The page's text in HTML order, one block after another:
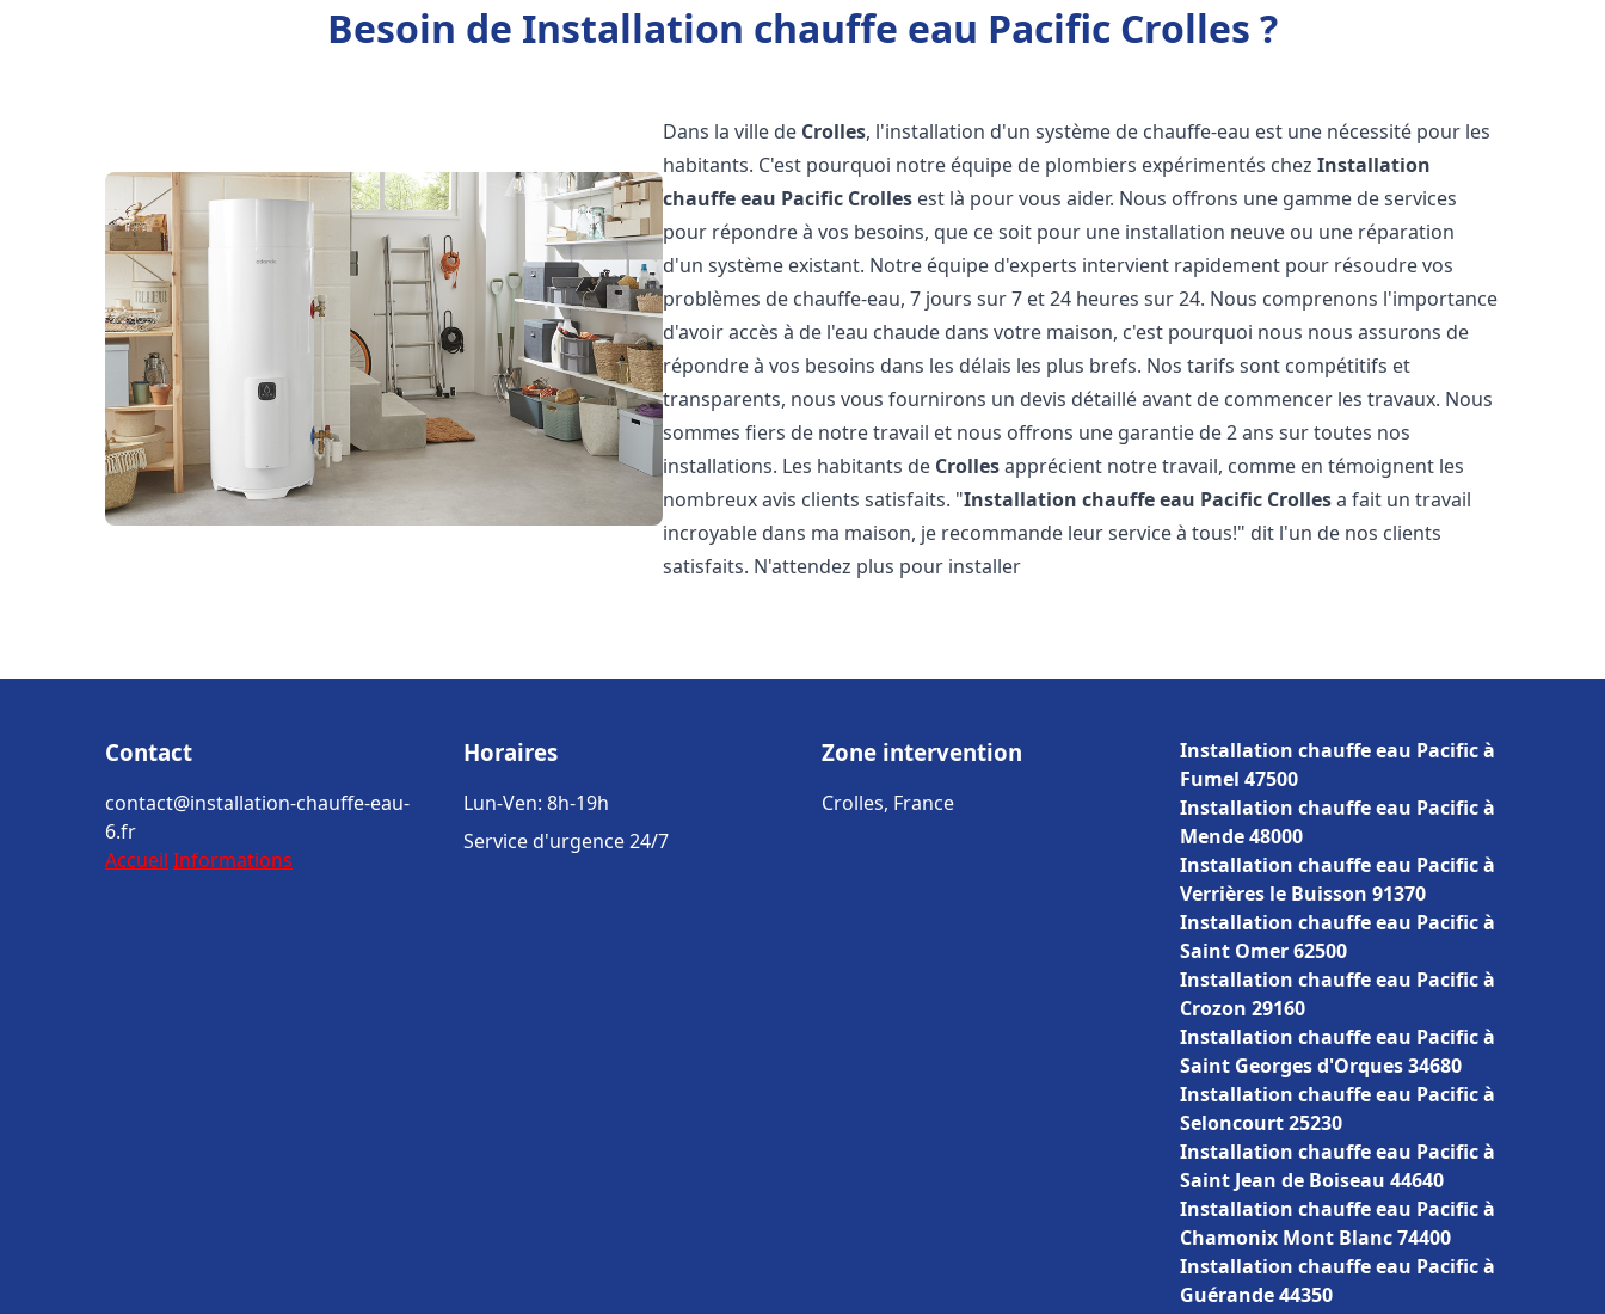
Besoin de Installation chauffe eau Pacific Crolles ?
Dans la ville de Crolles, l'installation d'un système de chauffe-eau est une nécessité pour les
habitants. C'est pourquoi notre équipe de plombiers expérimentés chezInstallation
chauffe eau Pacific Crolles est là pour vous aider. Nous offrons une gamme de services
pour répondre à vos besoins, que ce soit pour une installation neuve ou une réparation
d'un système existant. Notre équipe d'experts intervient rapidement pour résoudre vos
problèmes de chauffe-eau, 7 jours sur 7 et 24 heures sur 24. Nous comprenons l'importance
d'avoir accès à de l'eau chaude dans votre maison, c'est pourquoi nous nous assurons de
répondre à vos besoins dans les délais les plus brefs. Nos tarifs sont compétitifs et
transparents, nous vous fournirons un devis détaillé avant de commencer les travaux. Nous
sommes fiers de notre travail et nous offrons une garantie de 2 ans sur toutes nos
installations. Les habitants de Crollesapprécient notre travail, comme en témoignent les
nombreux avis clients satisfaits. "Installation chauffe eau Pacific Crollesa fait un travail
incroyable dans ma maison, je recommande leur service à tous!" dit l'un de nos clients
satisfaits. N'attendez plus pour installer
Contact
contact@installation-chauffe-eau-
6.fr
Accueil Informations
Horaires
Lun-Ven: 8h-19h
Service d'urgence 24/7
Zone intervention
Crolles, France
Installation chauffe eau Pacific à
Fumel 47500
Installation chauffe eau Pacific à
Mende 48000
Installation chauffe eau Pacific à
Verrières le Buisson 91370
Installation chauffe eau Pacific à
Saint Omer 62500
Installation chauffe eau Pacific à
Crozon 29160
Installation chauffe eau Pacific à
Saint Georges d'Orques 34680
Installation chauffe eau Pacific à
Seloncourt 25230
Installation chauffe eau Pacific à
Saint Jean de Boiseau 44640
Installation chauffe eau Pacific à
Chamonix Mont Blanc 74400
Installation chauffe eau Pacific à
Guérande 44350